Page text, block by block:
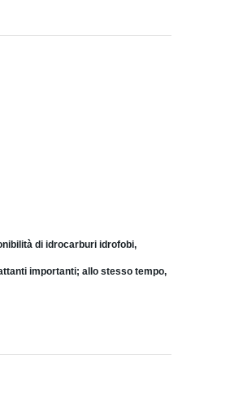
di idrocarburi idrofobi,
importanti; allo stesso tempo,